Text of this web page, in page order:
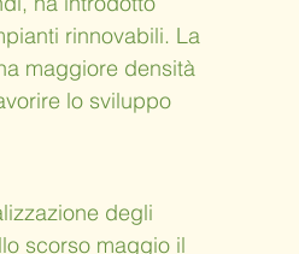
rinnovabili. La
maggiore densità
lo sviluppo
degli
scorso maggio il